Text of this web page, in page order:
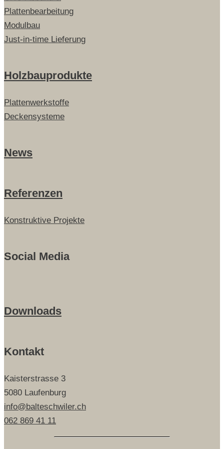
Plattenbearbeitung
Modulbau
Just-in-time Lieferung
Holzbauprodukte
Plattenwerkstoffe
Deckensysteme
News
Referenzen
Konstruktive Projekte
Social Media
Downloads
Kontakt
Kaisterstrasse 3
5080 Laufenburg
info@balteschwiler.ch
062 869 41 11